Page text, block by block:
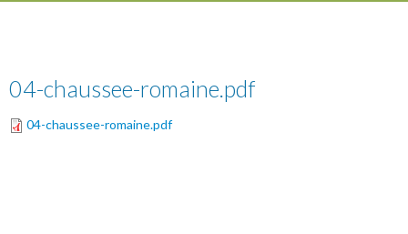
04-chaussee-romaine.pdf
04-chaussee-romaine.pdf